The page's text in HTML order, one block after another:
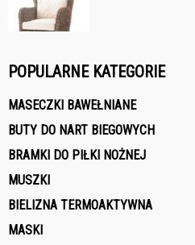
POPULARNE KATEGORIE
MASECZKI BAWEŁNIANE
BUTY DO NART BIEGOWYCH
BRAMKI DO PIŁKI NOŻNEJ
MUSZKI
BIELIZNA TERMOAKTYWNA
MASKI